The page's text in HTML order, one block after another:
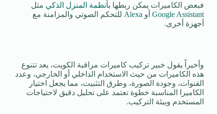
فبعض الكاميرات يمكن ربطها بأنظمة المنزل الذكي مثل
Google Assistantأو Alexa للتحكم الصوتي والمزامنة مع
أجهزة أخرى.
وأخيراً يقول خبير تركيب كاميرات مراقبة الكويت، يعد تتنوع
هذه الكاميرات من حيث الاستخدام الداخلي أو الخارجي، وعدد
القنوات، وجودة الصورة، وطرق التثبيت، مما يجعل اختيار
الكاميرا المناسبة خطوة تعتمد على تحليل دقيق لاحتياجات
المستخدم وبيئة التركيب.